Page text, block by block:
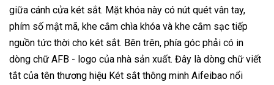
giữa cánh cửa két sắt. Mặt khóa này có nút quét vân tay,
phím số mật mã, khe cắm chìa khóa và khe cắm sạc tiếp
nguồn tức thời cho két sắt. Bên trên, phía góc phải có in
dòng chữ AFB - logo của nhà sản xuất. Đây là dòng chữ viết
tắt của tên thương hiệu Két sắt thông minh Aifeibao nổi